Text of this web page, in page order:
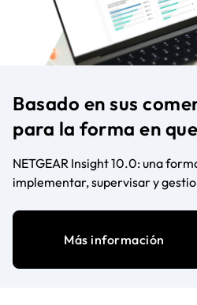
Basado en sus
para la forma en
NETGEAR Insight 10.0: una
implementar, supervisar y
Más información